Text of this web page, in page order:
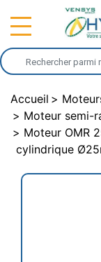
Accueil
Moteur semi-
Moteur OMR
cylindrique